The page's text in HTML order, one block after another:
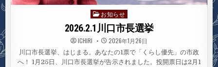
Posted
in
お知らせ
2026.2.1川口市長選挙
ICHIRI 2026年1月26日
川口市長選挙、はじまる。あなたの1票で「くらし優先」の市政
へ！ 1月25日、川口市長選挙が告示されました。投開票日は2月1